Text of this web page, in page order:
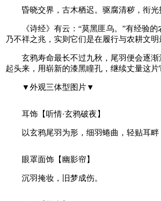
昏晓交界，古木栖迟。驱腐清秽，衔光
《诗经》有云：“莫黑匪乌。”有经验的
乃不祥之兆，实则它们是在履行与农耕文
玄鸦寿命最长不过九秋，尾羽便会逐渐
起头来，用崭新的漆黑瞳孔，继续丈量这片
▼外观三体型图片▼
耳饰【听情·玄鸦破夜】
以玄鸦尾羽为形，细羽蜷曲，轻贴耳畔
眼罩面饰【幽影帘】
沉羽掩妆，旧梦成伤。